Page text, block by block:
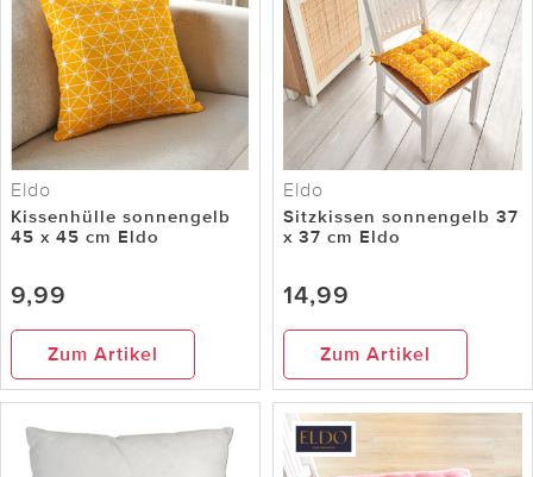
Eldo
Kissenhülle sonnengelb
45 x 45 cm Eldo
9,99
Zum Artikel
Eldo
Sitzkissen sonnengelb 37
x 37 cm Eldo
14,99
Zum Artikel